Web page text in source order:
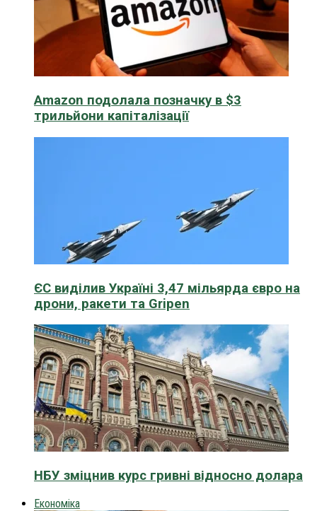
Amazon подолала позначку в $3
трильйони капіталізації
ЄС виділив Україні 3,47 мільярда євро на
дрони, ракети та Gripen
НБУ зміцнив курс гривні відносно долара
Економіка